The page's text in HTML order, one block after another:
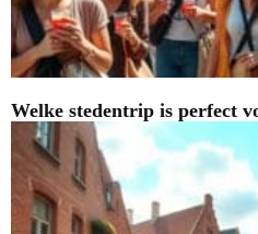
Welke stedentrip is perfect